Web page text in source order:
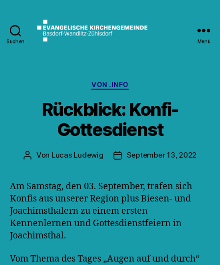
Suchen Menü
Kategorien
VON .INFO
Rückblick: Konfi-
Gottesdienst
Beitragsautor
Von Lucas Ludewig Veröffentlichungsdatum
September 13, 2022
Am Samstag, den 03. September, trafen sich
Konfis aus unserer Region plus Biesen- und
Joachimsthalern zu einem ersten
Kennenlernen und Gottesdienstfeiern in
Joachimsthal.
Vom Thema des Tages „Augen auf und durch“